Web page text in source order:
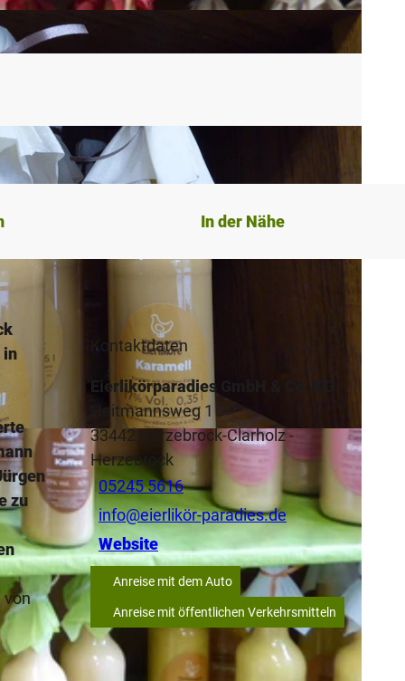
In der Nähe
in
zu
von
Kontaktdaten
Eierlikörparadies GmbH & Co. KG
Heitmannsweg 1
33442Herzebrock-Clarholz-
Herzebrock
05245 5616
info@eierlikör-paradies.de
Website
Anreise mit dem Auto
Anreise mit öffentlichen Verkehrsmitteln